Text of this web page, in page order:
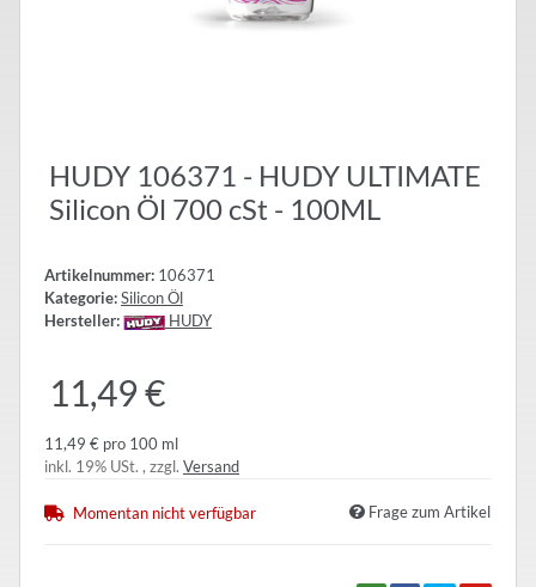
HUDY 106371 - HUDY ULTIMATE
Silicon Öl 700 cSt - 100ML
Artikelnummer: 106371
Kategorie:Silicon Öl
Hersteller:
HUDY
11,49 €
11,49 € pro 100 ml
inkl. 19% USt. , zzgl. Versand
Momentan nicht verfügbar Frage zum Artikel